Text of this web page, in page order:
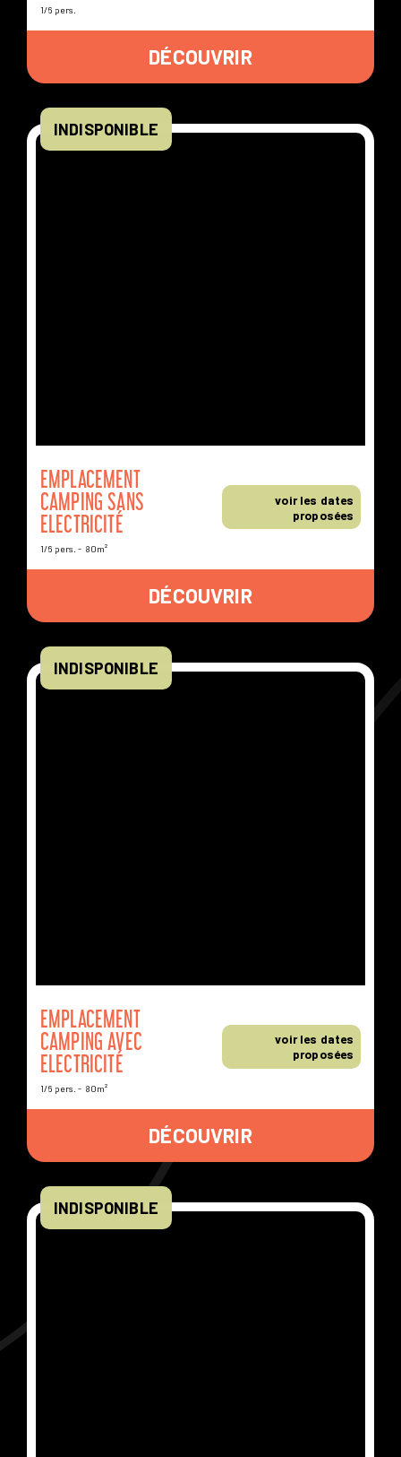
1/6 pers.
DÉCOUVRIR
INDISPONIBLE
EMPLACEMENT
CAMPING SANS
ELECTRICITÉ
1/6 pers. 80m²
voir les dates
proposées
DÉCOUVRIR
INDISPONIBLE
EMPLACEMENT
CAMPING AVEC
ELECTRICITÉ
1/6 pers. 80m²
voir les dates
proposées
DÉCOUVRIR
INDISPONIBLE